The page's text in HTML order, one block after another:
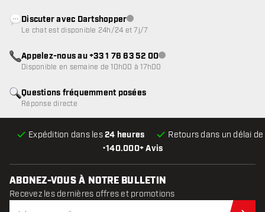
•140.000+ Avis
Expédition dans les24 heures Retours dans un délai de
Questions fréquemment posées
Réponse directe
Discuter avec DartshopperService client indisponible
Le chat est disponible 24h/24 et 7j/7
Appelez-nous au +33 1 76 63 52 00Service client indisponible
Disponible en semaine de 10h00 à 17h00
ABONEZ-VOUS À NOTRE BULLETIN
Recevez les dernières offres et promotions